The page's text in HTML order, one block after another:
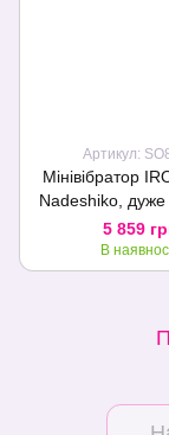
Артикул:
Мінівібратор
Nadeshiko, дуже
режимів,5 859
В